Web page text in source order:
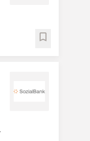
bookmark